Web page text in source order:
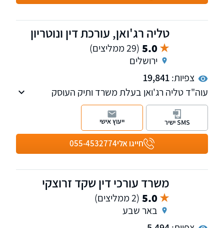
טליה רג'ואן, עורכת דין ונוטריון
5.0 (29 ממליצים)
ירושלים
צפיות:19,841
עוה"ד טליה רג'ואן בעלת משרד ותיק העוסק
בתחום דיני העבודה, ביטוח לאומי וקרנות פנסיה
וייעוץ לגיל השלישי. למשרדנו סניפים בירושלים
ובת"א.
חייגו אלי055-4532774
SMS ישיר ייעוץ אישי
משרד עורכי דין שקד זרוצקי
5.0 (2 ממליצים)
באר שבע